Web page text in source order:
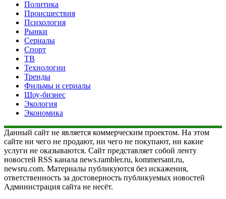
Политика
Происшествия
Психология
Рынки
Сериалы
Спорт
ТВ
Технологии
Тренды
Фильмы и сериалы
Шоу-бизнес
Экология
Экономика
Данный сайт не является коммерческим проектом. На этом
сайте ни чего не продают, ни чего не покупают, ни какие
услуги не оказываются. Сайт представляет собой ленту
новостей RSS канала news.rambler.ru, kommersant.ru,
newsru.com. Материалы публикуются без искажения,
ответственность за достоверность публикуемых новостей
Администрация сайта не несёт.